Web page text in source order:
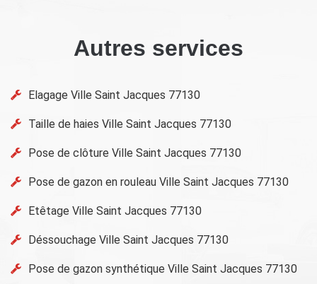
Autres services
Elagage Ville Saint Jacques 77130
Taille de haies Ville Saint Jacques 77130
Pose de clôture Ville Saint Jacques 77130
Pose de gazon en rouleau Ville Saint Jacques 77130
Etêtage Ville Saint Jacques 77130
Déssouchage Ville Saint Jacques 77130
Pose de gazon synthétique Ville Saint Jacques 77130